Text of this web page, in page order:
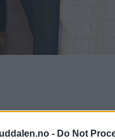
- Do Not